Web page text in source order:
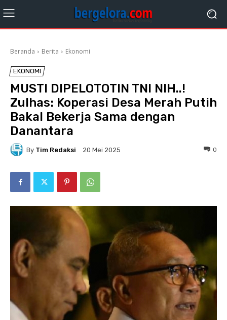
Beranda Berita Ekonomi
EKONOMI
MUSTI DIPELOTOTIN TNI NIH..!
Zulhas: Koperasi Desa Merah Putih
Bakal Bekerja Sama dengan
Danantara
By Tim Redaksi 20 Mei 2025 0